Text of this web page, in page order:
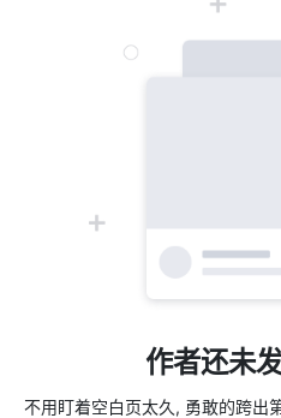
作者还未
不用盯着空白页太久, 勇敢的跨出